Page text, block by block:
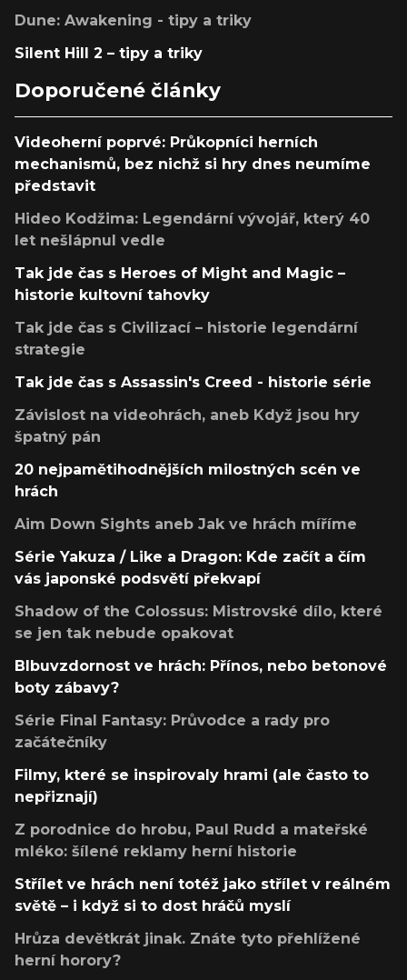
Dune: Awakening - tipy a triky
Silent Hill 2 – tipy a triky
Doporučené články
Videoherní poprvé: Průkopníci herních
mechanismů, bez nichž si hry dnes neumíme
představit
Hideo Kodžima: Legendární vývojář, který 40
let nešlápnul vedle
Tak jde čas s Heroes of Might and Magic –
historie kultovní tahovky
Tak jde čas s Civilizací – historie legendární
strategie
Tak jde čas s Assassin's Creed - historie série
Závislost na videohrách, aneb Když jsou hry
špatný pán
20 nejpamětihodnějších milostných scén ve
hrách
Aim Down Sights aneb Jak ve hrách míříme
Série Yakuza / Like a Dragon: Kde začít a čím
vás japonské podsvětí překvapí
Shadow of the Colossus: Mistrovské dílo, které
se jen tak nebude opakovat
Blbuvzdornost ve hrách: Přínos, nebo betonové
boty zábavy?
Série Final Fantasy: Průvodce a rady pro
začátečníky
Filmy, které se inspirovaly hrami (ale často to
nepřiznají)
Z porodnice do hrobu, Paul Rudd a mateřské
mléko: šílené reklamy herní historie
Střílet ve hrách není totéž jako střílet v reálném
světě – i když si to dost hráčů myslí
Hrůza devětkrát jinak. Znáte tyto přehlížené
herní horory?